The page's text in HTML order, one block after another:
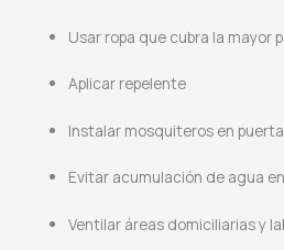
Usar ropa que cubra la mayor
Aplicar repelente
Instalar mosquiteros en
Evitar acumulación de agua
Ventilar áreas domiciliarias y